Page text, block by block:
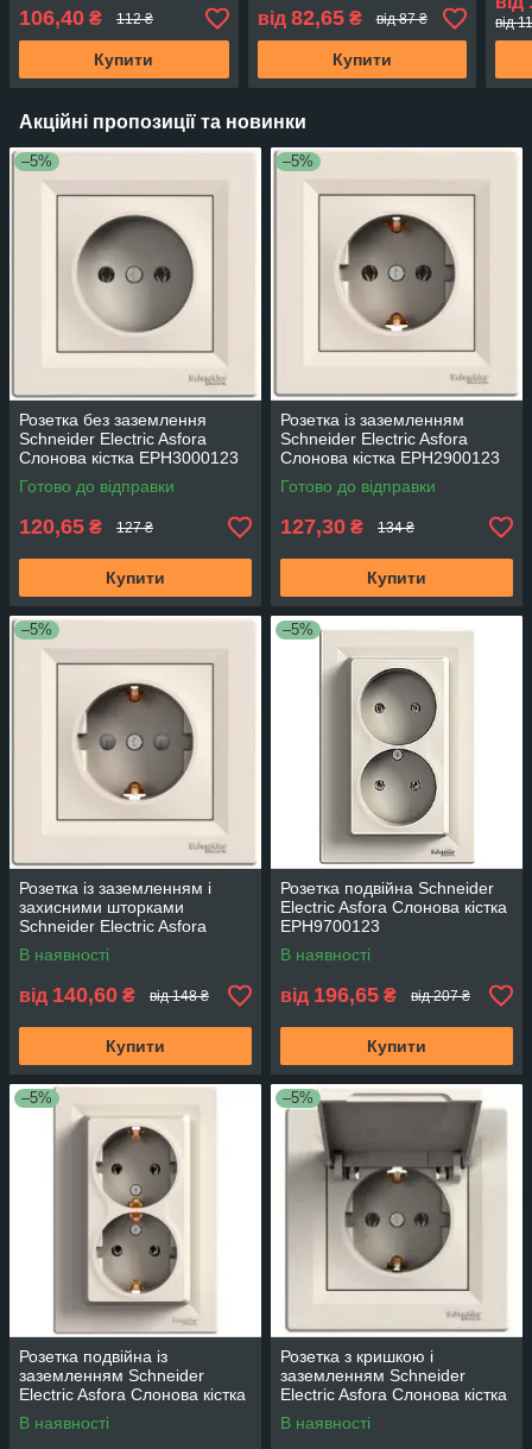
106,40 ₴ 112 ₴
Купити
від 82,65₴ від 87 ₴
Купити
від
Акційні пропозиції та новинки
–5%
Розетка без заземлення
Schneider Electric Asfora
Слонова кістка EPH3000123
Готово до відправки
120,65 ₴ 127 ₴
Купити
–5%
Розетка із заземленням
Schneider Electric Asfora
Слонова кістка EPH2900123
Готово до відправки
127,30 ₴ 134 ₴
Купити
–5%
Розетка із заземленням і
захисними шторками
Schneider Electric Asfora
Слонова кістка EPH2900223
В наявності
від 140,60 ₴ від 148 ₴
Купити
–5%
Розетка подвійна Schneider
Electric Asfora Слонова кістка
EPH9700123
В наявності
від 196,65 ₴ від 207 ₴
Купити
–5%
Розетка подвійна із
заземленням Schneider
Electric Asfora Слонова кістка
EPH9900123
В наявності
–5%
Розетка з кришкою і
заземленням Schneider
Electric Asfora Слонова кістка
EPH3100123
В наявності